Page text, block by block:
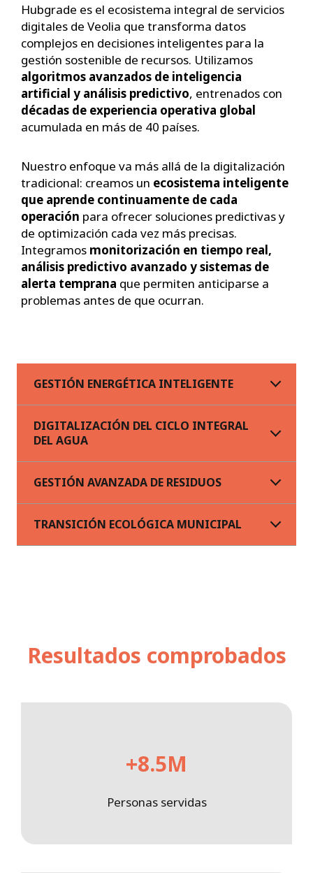
Hubgrade es el ecosistema integral de servicios
digitales de Veolia que transforma datos
complejos en decisiones inteligentes para la
gestión sostenible de recursos. Utilizamos
algoritmos avanzados de inteligencia
artificial y análisis predictivo, entrenados con
décadas de experiencia operativa global
acumulada en más de 40 países.
Nuestro enfoque va más allá de la digitalización
tradicional: creamos un ecosistema inteligente
que aprende continuamente de cada
operación para ofrecer soluciones predictivas y
de optimización cada vez más precisas.
Integramos monitorización en tiempo real,
análisis predictivo avanzado y sistemas de
alerta temprana que permiten anticiparse a
problemas antes de que ocurran.
GESTIÓN ENERGÉTICA INTELIGENTE
DIGITALIZACIÓN DEL CICLO INTEGRAL
DEL AGUA
GESTIÓN AVANZADA DE RESIDUOS
TRANSICIÓN ECOLÓGICA MUNICIPAL
Resultados comprobados
+8.5M
Personas servidas